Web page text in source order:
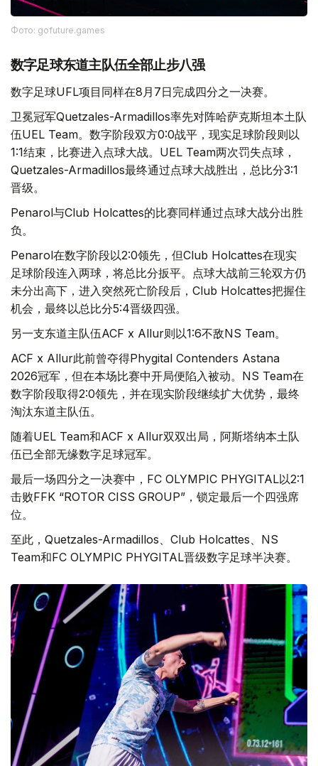
Фото: gofuture.games
数字足球东道主队伍全部止步八强
数字足球UFL项目同样在8月7日完成四分之一决赛。
卫冕冠军Quetzales-Armadillos率先对阵哈萨克斯坦本土队
伍UEL Team。数字阶段双方0:0战平，现实足球阶段则以
1:1结束，比赛进入点球大战。UEL Team两次罚失点球，
Quetzales-Armadillos最终通过点球大战胜出，总比分3:1
晋级。
Penarol与Club Holcattes的比赛同样通过点球大战分出胜
负。
Penarol在数字阶段以2:0领先，但Club Holcattes在现实
足球阶段连入两球，将总比分扳平。点球大战前三轮双方仍
未分出高下，进入突然死亡阶段后，Club Holcattes把握住
机会，最终以总比分5:4晋级四强。
另一支东道主队伍ACF x Allur则以1:6不敌NS Team。
ACF x Allur此前曾夺得Phygital Contenders Astana
2026冠军，但在本场比赛中开局便陷入被动。NS Team在
数字阶段取得2:0领先，并在现实阶段继续扩大优势，最终
淘汰东道主队伍。
随着UEL Team和ACF x Allur双双出局，阿斯塔纳本土队
伍已全部无缘数字足球冠军。
最后一场四分之一决赛中，FC OLYMPIC PHYGITAL以2:1
击败FFK “ROTOR CISS GROUP”，锁定最后一个四强席
位。
至此，Quetzales-Armadillos、Club Holcattes、NS
Team和FC OLYMPIC PHYGITAL晋级数字足球半决赛。